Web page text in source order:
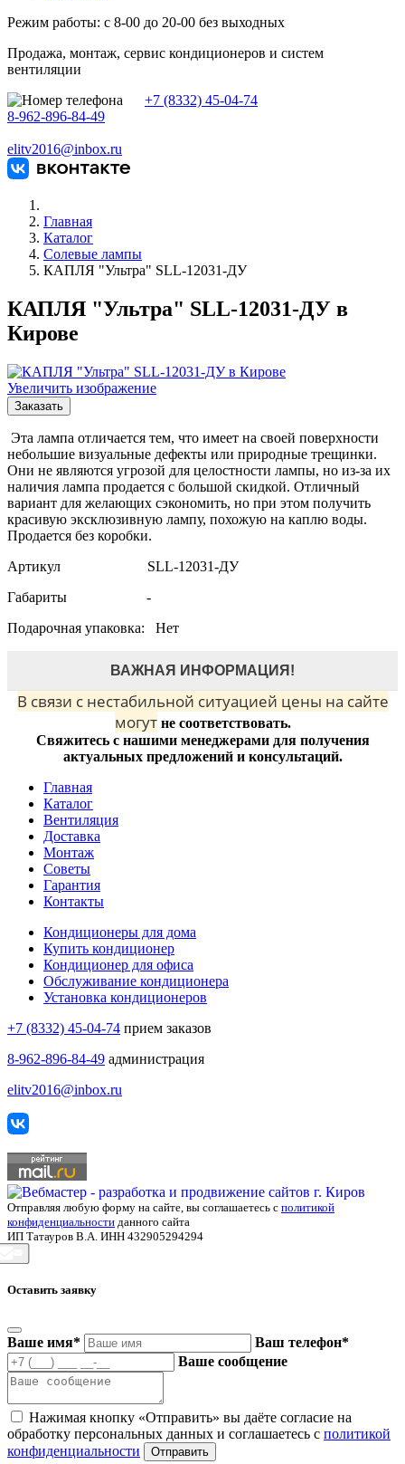
Режим работы: с 8-00 до 20-00 без выходных
Продажа, монтаж, сервис кондиционеров и систем
вентиляции
+7 (8332) 45-04-74
8-962-896-84-49
elitv2016@inbox.ru
Главная
Каталог
Солевые лампы
КАПЛЯ "Ультра" SLL-12031-ДУ
КАПЛЯ "Ультра" SLL-12031-ДУ в
Кирове
Увеличить изображение
Заказать
Эта лампа отличается тем, что имеет на своей поверхности
небольшие визуальные дефекты или природные трещинки.
Они не являются угрозой для целостности лампы, но из-за их
наличия лампа продается с большой скидкой. Отличный
вариант для желающих сэкономить, но при этом получить
красивую эксклюзивную лампу, похожую на каплю воды.
Продается без коробки.
Артикул SLL-12031-ДУ
Габариты -
Подарочная упаковка: Нет
ВАЖНАЯ ИНФОРМАЦИЯ!
В связи с нестабильной ситуацией цены на сайте
могутне соответствовать.
Свяжитесь с нашими менеджерами для получения
актуальных предложений и консультаций.
Главная
Каталог
Вентиляция
Доставка
Монтаж
Советы
Гарантия
Контакты
Кондиционеры для дома
Купить кондиционер
Кондиционер для офиса
Обслуживание кондиционера
Установка кондиционеров
+7 (8332) 45-04-74 прием заказов
8-962-896-84-49 администрация
elitv2016@inbox.ru
Отправляя любую форму на сайте, вы соглашаетесь с политикой
конфиденциальности данного сайта
ИП Татауров В.А. ИНН 432905294294
Оставить заявку
Ваше имя* Ваш телефон*
Ваше сообщение
Нажимая кнопку «Отправить» вы даёте согласие на
обработку персональных данных и соглашаетесь с политикой
конфиденциальности